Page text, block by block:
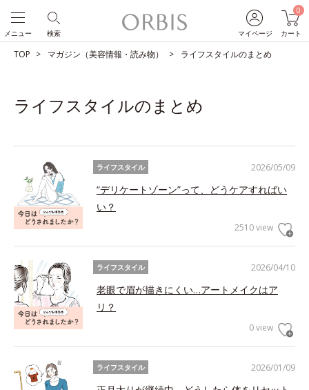
マイページ
0
カート
検索
メニュー
TOP マガジン（美容情報・読み物） ライフスタイルのまとめ
ライフスタイルのまとめ
2026/05/09
ライフスタイル
“デリケートゾーン”って、どうケアすればい
い？
2510 view
2026/04/10
ライフスタイル
老眼で眉が描きにくい…アートメイクはア
リ？
0 view
2026/01/09
ライフスタイル